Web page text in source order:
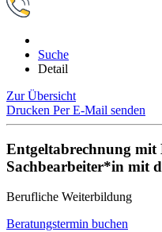
Suche
Detail
Zur Übersicht
Drucken Per E-Mail senden
Entgeltabrechnung mit
Sachbearbeiter*in mit
Berufliche Weiterbildung
Beratungstermin buchen